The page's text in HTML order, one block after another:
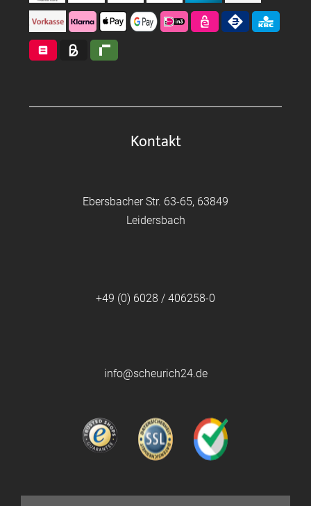
Kontakt
Ebersbacher Str. 63-65, 63849
Leidersbach
+49 (0) 6028 / 406258-0
info@scheurich24.de